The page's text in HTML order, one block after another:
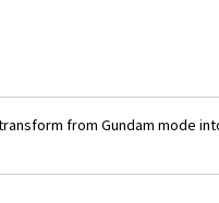
from Gundam mode